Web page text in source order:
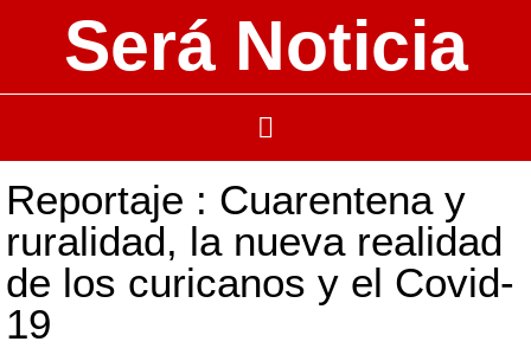
Será Noticia
Reportaje : Cuarentena y
ruralidad, la nueva realidad
de los curicanos y el Covid-
19